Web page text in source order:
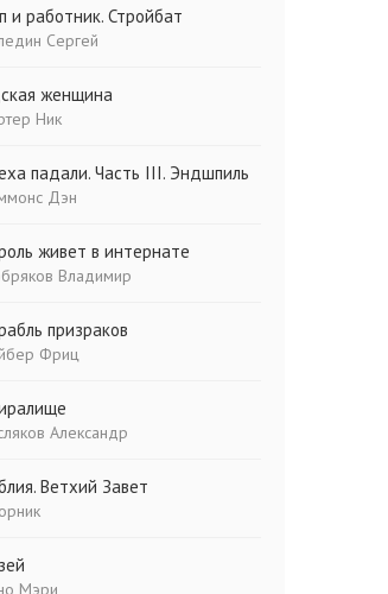
и работник. Стройбат
Сергей
женщина
Ник
падали. Часть III. Эндшпиль
Дэн
живет в интернате
Владимир
призраков
Фриц
Александр
Ветхий Завет
Мэри